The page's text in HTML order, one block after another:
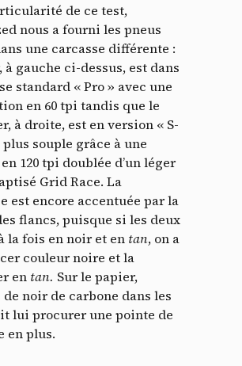
de ce test,
nous a fourni les pneus
une carcasse différente :
à gauche ci-dessus, est dans
standard « Pro » avec une
en 60 tpi tandis que le
à droite, est en version « S-
plus souple grâce à une
120 tpi doublée d’un léger
Grid Race. La
est encore accentuée par la
flancs, puisque si les deux
la fois en noir et en tan, on a
couleur noire et la
en tan. Sur le papier,
de noir de carbone dans les
lui procurer une pointe de
en plus.